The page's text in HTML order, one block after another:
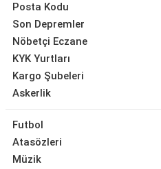
Posta Kodu
Son Depremler
Nöbetçi Eczane
KYK Yurtları
Kargo Şubeleri
Askerlik
Futbol
Atasözleri
Müzik